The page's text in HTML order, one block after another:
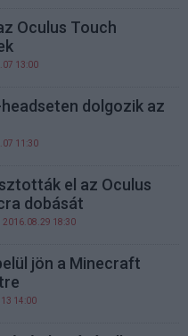
Oculus Touch
13:00
dolgozik az
11:30
el az Oculus
dobását
| 2016.08.29 18:30
jön a Minecraft
14:00